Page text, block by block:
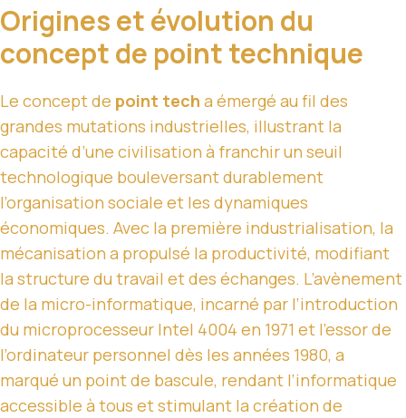
Origines et évolution du
concept de point technique
Le concept de point tech a émergé au fil des
grandes mutations industrielles, illustrant la
capacité d’une civilisation à franchir un seuil
technologique bouleversant durablement
l’organisation sociale et les dynamiques
économiques. Avec la première industrialisation, la
mécanisation a propulsé la productivité, modifiant
la structure du travail et des échanges. L’avènement
de la micro-informatique, incarné par l’introduction
du microprocesseur Intel 4004 en 1971 et l’essor de
l’ordinateur personnel dès les années 1980, a
marqué un point de bascule, rendant l’informatique
accessible à tous et stimulant la création de